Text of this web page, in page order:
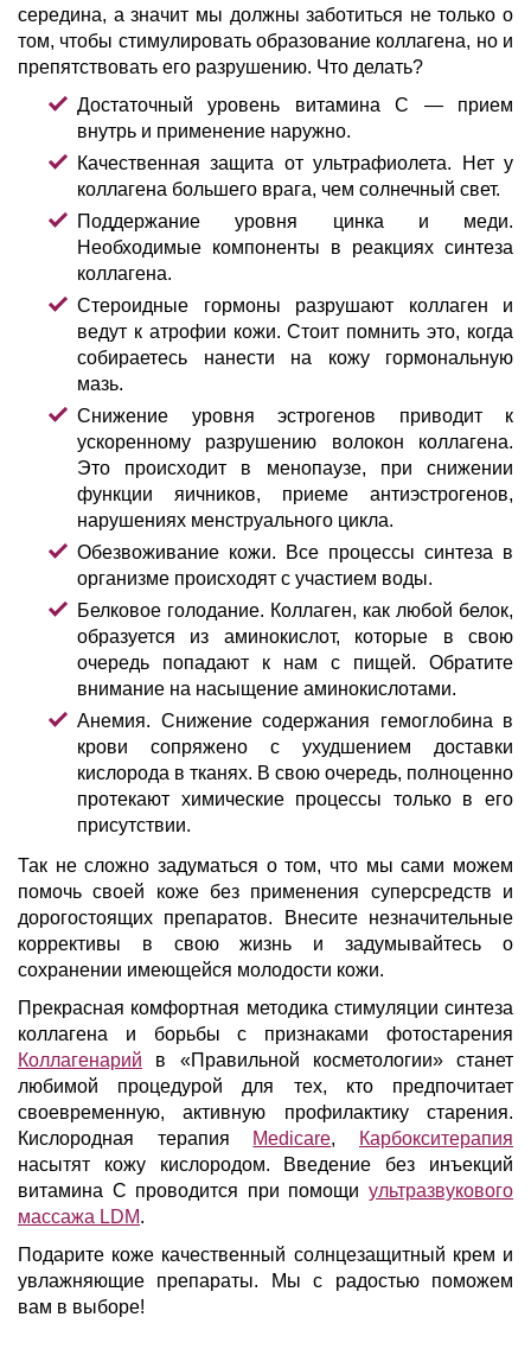
середина, а значит мы должны заботиться не только о
том, чтобы стимулировать образование коллагена, но и
препятствовать его разрушению. Что делать?
Достаточный уровень витамина С — прием
внутрь и применение наружно.
Качественная защита от ультрафиолета. Нет у
коллагена большего врага, чем солнечный свет.
Поддержание уровня цинка и меди.
Необходимые компоненты в реакциях синтеза
коллагена.
Стероидные гормоны разрушают коллаген и
ведут к атрофии кожи. Стоит помнить это, когда
собираетесь нанести на кожу гормональную
мазь.
Снижение уровня эстрогенов приводит к
ускоренному разрушению волокон коллагена.
Это происходит в менопаузе, при снижении
функции яичников, приеме антиэстрогенов,
нарушениях менструального цикла.
Обезвоживание кожи. Все процессы синтеза в
организме происходят с участием воды.
Белковое голодание. Коллаген, как любой белок,
образуется из аминокислот, которые в свою
очередь попадают к нам с пищей. Обратите
внимание на насыщение аминокислотами.
Анемия. Снижение содержания гемоглобина в
крови сопряжено с ухудшением доставки
кислорода в тканях. В свою очередь, полноценно
протекают химические процессы только в его
присутствии.
Так не сложно задуматься о том, что мы сами можем
помочь своей коже без применения суперсредств и
дорогостоящих препаратов. Внесите незначительные
коррективы в свою жизнь и задумывайтесь о
сохранении имеющейся молодости кожи.
Прекрасная комфортная методика стимуляции синтеза
коллагена и борьбы с признаками фотостарения
Коллагенарий в «Правильной косметологии» станет
любимой процедурой для тех, кто предпочитает
своевременную, активную профилактику старения.
Кислородная терапия Medicare,
Карбокситерапия
насытят кожу кислородом. Введение без инъекций
витамина C проводится при помощи ультразвукового
массажа LDM.
Подарите коже качественный солнцезащитный крем и
увлажняющие препараты. Мы с радостью поможем
вам в выборе!